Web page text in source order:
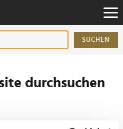
SUCHEN
durchsuchen